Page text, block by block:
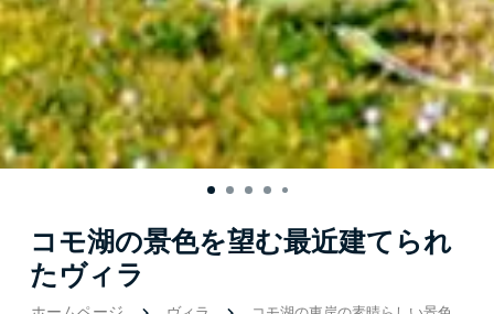
コモ湖の景色を望む最近建てられ
たヴィラ